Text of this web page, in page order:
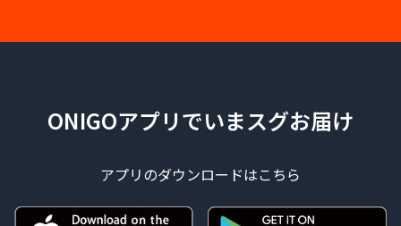
ONIGOアプリでいまスグお届け
アプリのダウンロードはこちら